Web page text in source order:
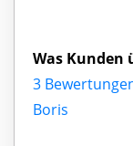
Was Kunden
3
Boris